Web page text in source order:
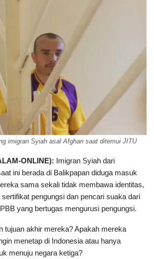
imigran Syiah asal Afghan saat ditemui JITU
ONLINE): Imigran Syiah dari
ini berada di Balikpapan diduga masuk
sama sekali tidak membawa identitas,
pengungsi dan pencari suaka dari
yang bertugas mengurusi pengungsi.
tujuan akhir mereka? Apakah mereka
menetap di Indonesia atau hanya
menuju negara ketiga?